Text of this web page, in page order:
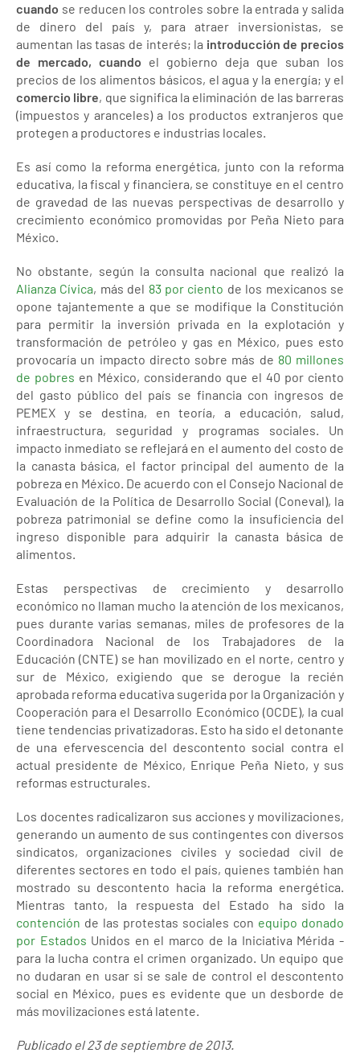
cuando se reducen los controles sobre la entrada y salida
de dinero del país y, para atraer inversionistas, se
aumentan las tasas de interés; la introducción de precios
de mercado, cuando el gobierno deja que suban los
precios de los alimentos básicos, el agua y la energía; y el
comercio libre, que significa la eliminación de las barreras
(impuestos y aranceles) a los productos extranjeros que
protegen a productores e industrias locales.
Es así como la reforma energética, junto con la reforma
educativa, la fiscal y financiera, se constituye en el centro
de gravedad de las nuevas perspectivas de desarrollo y
crecimiento económico promovidas por Peña Nieto para
México.
No obstante, según la consulta nacional que realizó la
Alianza Cívica, más del 83 por ciento de los mexicanos se
opone tajantemente a que se modifique la Constitución
para permitir la inversión privada en la explotación y
transformación de petróleo y gas en México, pues esto
provocaría un impacto directo sobre más de 80 millones
de pobres en México, considerando que el 40 por ciento
del gasto público del país se financia con ingresos de
PEMEX y se destina, en teoría, a educación, salud,
infraestructura, seguridad y programas sociales. Un
impacto inmediato se reflejará en el aumento del costo de
la canasta básica, el factor principal del aumento de la
pobreza en México. De acuerdo con el Consejo Nacional de
Evaluación de la Política de Desarrollo Social (Coneval), la
pobreza patrimonial se define como la insuficiencia del
ingreso disponible para adquirir la canasta básica de
alimentos.
Estas perspectivas de crecimiento y desarrollo
económico no llaman mucho la atención de los mexicanos,
pues durante varias semanas, miles de profesores de la
Coordinadora Nacional de los Trabajadores de la
Educación (CNTE) se han movilizado en el norte, centro y
sur de México, exigiendo que se derogue la recién
aprobada reforma educativa sugerida por la Organización y
Cooperación para el Desarrollo Económico (OCDE), la cual
tiene tendencias privatizadoras. Esto ha sido el detonante
de una efervescencia del descontento social contra el
actual presidente de México, Enrique Peña Nieto, y sus
reformas estructurales.
Los docentes radicalizaron sus acciones y movilizaciones,
generando un aumento de sus contingentes con diversos
sindicatos, organizaciones civiles y sociedad civil de
diferentes sectores en todo el país, quienes también han
mostrado su descontento hacia la reforma energética.
Mientras tanto, la respuesta del Estado ha sido la
contención de las protestas sociales con equipo donado
por Estados Unidos en el marco de la Iniciativa Mérida -
para la lucha contra el crimen organizado. Un equipo que
no dudaran en usar si se sale de control el descontento
social en México, pues es evidente que un desborde de
más movilizaciones está latente.
Publicado el 23 de septiembre de 2013.